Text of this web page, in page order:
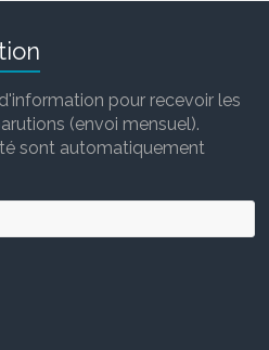
pour recevoir les
(envoi mensuel).
sont automatiquement